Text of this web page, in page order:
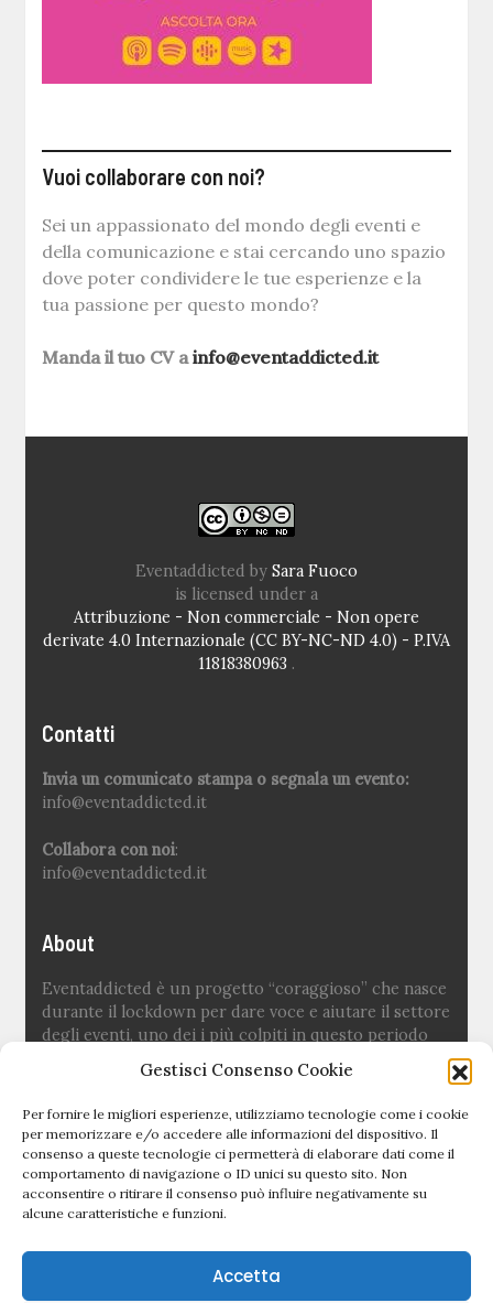
Gestisci Consenso Cookie
Per fornire le migliori esperienze, utilizziamo tecnologie come i cookie
per memorizzare e/o accedere alle informazioni del dispositivo. Il
consenso a queste tecnologie ci permetterà di elaborare dati come il
comportamento di navigazione o ID unici su questo sito. Non
acconsentire o ritirare il consenso può influire negativamente su
alcune caratteristiche e funzioni.
Accetta
Vuoi collaborare con noi?
Sei un appassionato del mondo degli eventi e
della comunicazione e stai cercando uno spazio
dove poter condividere le tue esperienze e la
tua passione per questo mondo?
Manda il tuo CV ainfo@eventaddicted.it
Eventaddicted by Sara Fuoco
is licensed under a
Attribuzione - Non commerciale - Non opere
derivate 4.0 Internazionale (CC BY-NC-ND 4.0) - P.IVA
11818380963 .
Contatti
Invia un comunicato stampa o segnala un evento:
info@eventaddicted.it
Collabora con noi:
info@eventaddicted.it
About
Eventaddicted è un progetto “coraggioso” che nasce
durante il lockdown per dare voce e aiutare il settore
degli eventi, uno dei i più colpiti in questo periodo
Ideato e fondato da Sara Fuoco
Quick links
Newsletter
Politica editoriale